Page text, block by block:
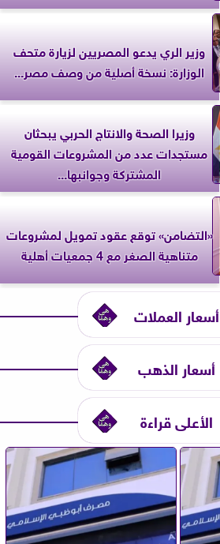
وزير الري يدعو المصريين لزيارة متحف
الوزارة: نسخة أصلية من وصف مصر...
وزيرا الصحة والانتاج الحربي يبحثان
مستجدات عدد من المشروعات القومية
المشتركة وجوانبها...
«التضامن» توقع عقود تمويل لمشروعات
متناهية الصغر مع 4 جمعيات أهلية
أسعار العملات
أسعار الذهب
الأعلى قراءة